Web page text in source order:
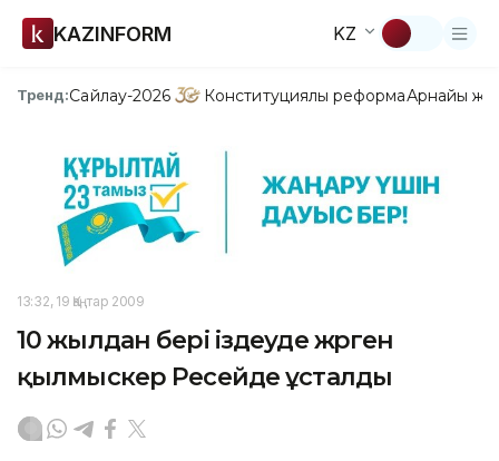
KAZINFORM KZ
Тренд:Сайлау-2026 Конституциялық реформаАрнайы
13:32, 19 Қаңтар 2009
10 жылдан бері іздеуде жүрген
қылмыскер Ресейде ұсталды